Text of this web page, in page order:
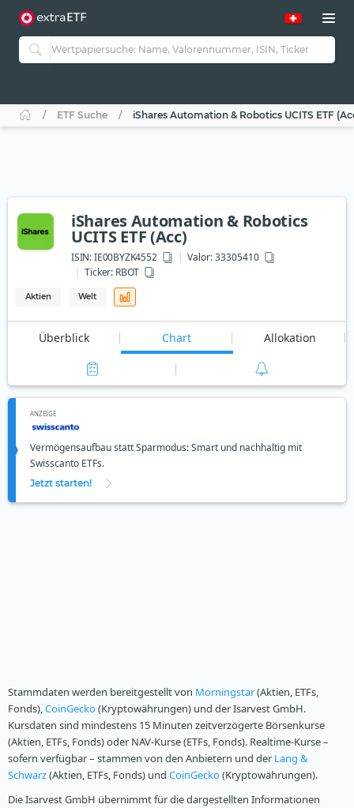
ETF Suche iShares Automation & Robotics UCITS ETF
iShares Automation & Robotics
UCITS ETF (Acc)
ISIN:IE00BYZK4552
Valor: 33305410
Ticker: RBOT
Aktien Welt
Überblick Chart Allokation
ANZEIGE
Vermögensaufbau statt Sparmodus: Smart und nachhaltig mit
Swisscanto ETFs.
Jetzt starten!
Stammdaten werden bereitgestellt von Morningstar(Aktien, ETFs,
Fonds),CoinGecko(Kryptowährungen) und der Isarvest GmbH.
Kursdaten sind mindestens 15 Minuten zeitverzögerte Börsenkurse
(Aktien, ETFs, Fonds) oder NAV-Kurse (ETFs, Fonds). Realtime-Kurse –
sofern verfügbar – stammen von den Anbietern und der Lang &
Schwarz(Aktien, ETFs, Fonds) und CoinGecko(Kryptowährungen).
Die Isarvest GmbH übernimmt für die dargestellten Informationen